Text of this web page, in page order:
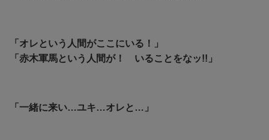
「オレという人間がここにいる！」
「赤木軍馬という人間が！ いることをなッ!!」
「一緒に来い…ユキ…オレと…」